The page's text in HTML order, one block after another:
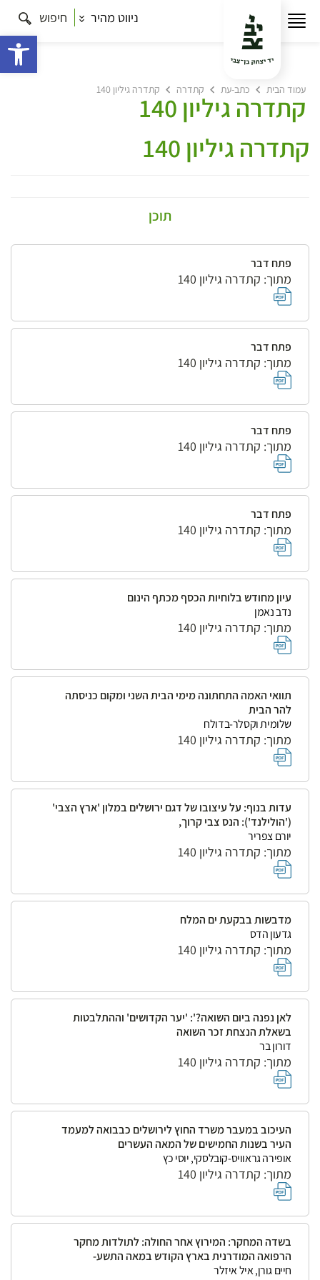
ניווט מהיר חיפוש
עמוד הבית כתב-עת קתדרה קתדרה גיליון 140
קתדרה גיליון 140
קתדרה גיליון 140
תוכן
פתח דבר
מתוך: קתדרה גיליון 140
פתח דבר
מתוך: קתדרה גיליון 140
פתח דבר
מתוך: קתדרה גיליון 140
פתח דבר
מתוך: קתדרה גיליון 140
עיון מחודש בלוחיות הכסף מכתף הינום
נדב נאמן
מתוך: קתדרה גיליון 140
תוואי האמה התחתונה מימי הבית השני ומקום כניסתה
להר הבית
שלומית וקסלר-בדולח
מתוך: קתדרה גיליון 140
עדות בנוף: על עיצובו של דגם ירושלים במלון 'ארץ הצבי'
('הולילנד'): הנס צבי קרוך,
יורם צפריר
מתוך: קתדרה גיליון 140
מדבשות בבקעת ים המלח
גדעון הדס
מתוך: קתדרה גיליון 140
לאן נפנה ביום השואה?': 'יער הקדושים' וההתלבטות
בשאלת הנצחת זכר השואה
דורון בר
מתוך: קתדרה גיליון 140
העיכוב במעבר משרד החוץ לירושלים כבבואה למעמד
העיר בשנות החמישים של המאה העשרים
אופירה גראוויס-קובלסקי, יוסי כץ
מתוך: קתדרה גיליון 140
בשדה המחקר: המירוץ אחר החולה: לתולדות מחקר
הרפואה המודרנית בארץ הקודש במאה התשע-
חיים גורן, איל איזלר